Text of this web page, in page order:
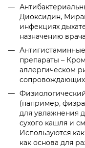
Диоксидин,
инфекциях
назначению
препараты –
аллергическом
(например,
для увлажнения
сухого кашля и
Используются
как основа для